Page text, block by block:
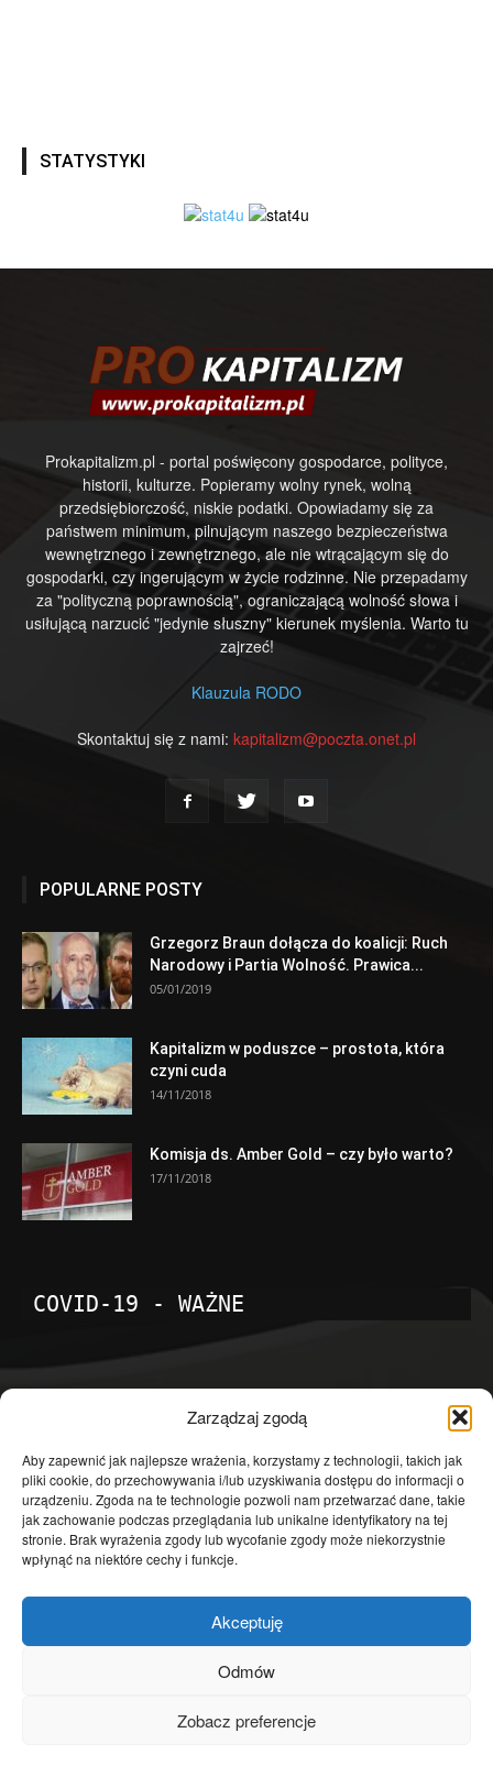
Zarządzaj zgodą
Aby zapewnić jak najlepsze wrażenia, korzystamy z technologii, takich jak
pliki cookie, do przechowywania i/lub uzyskiwania dostępu do informacji o
urządzeniu. Zgoda na te technologie pozwoli nam przetwarzać dane, takie
jak zachowanie podczas przeglądania lub unikalne identyfikatory na tej
stronie. Brak wyrażenia zgody lub wycofanie zgody może niekorzystnie
wpłynąć na niektóre cechy i funkcje.
Akceptuję
Odmów
Zobacz preferencje
STATYSTYKI
Prokapitalizm.pl - portal poświęcony gospodarce, polityce,
historii, kulturze. Popieramy wolny rynek, wolną
przedsiębiorczość, niskie podatki. Opowiadamy się za
państwem minimum, pilnującym naszego bezpieczeństwa
wewnętrznego i zewnętrznego, ale nie wtrącającym się do
gospodarki, czy ingerującym w życie rodzinne. Nie przepadamy
za "polityczną poprawnością", ograniczającą wolność słowa i
usiłującą narzucić "jedynie słuszny" kierunek myślenia. Warto tu
zajrzeć!
Klauzula RODO
Skontaktuj się z nami: kapitalizm@poczta.onet.pl
POPULARNE POSTY
Grzegorz Braun dołącza do koalicji: Ruch
Narodowy i Partia Wolność. Prawica...
05/01/2019
Kapitalizm w poduszce – prostota, która
czyni cuda
14/11/2018
Komisja ds. Amber Gold – czy było warto?
17/11/2018
COVID-19 - WAŻNE
Temat dnia
4601
Publicystyka
4363
Polityka
3639
Polska
Społeczeństwo
2823